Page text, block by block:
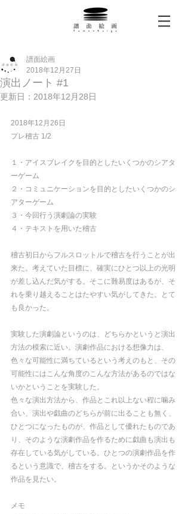
演出ノート #1
譜面絵画
2018年12月27日
更新日： 2018年12月28日
2018年12月26日
プレ稽古 1/2
１・アイスブレイクを目的としたいくつかのシアタ
ーゲーム
２・コミュニケーションを目的としたいくつかのシ
アターゲーム
３・今回行う演劇論の実験
４・テキストを用いた稽古
稽古初日からフルスロットルで稽古を行うことが出
来た。考えていた目標に、確実にひとつ以上の光明
が差し込んだ気がする。そこに難易度はあるが、そ
れを乗り越えることはたやすい気がしてきた。とて
も良かった。
実験した演劇論というのは、どちらかというと演出
方法の模索に近い。演劇作品における想像力は、
色々な可能性に満ちているという考えのもと、その
可能性にはこんな角度のこんな方法があるのではな
いかということを実験した。
色々な演出方法から、作品とこれ以上ない程に噛み
合い、演出や戯曲のどちらが前に出ることも無く、
ひとつになったものが、作品として優れたものであ
り、そのような演劇作品を作るために戯曲も演出も
存在している気がしている。ひとつの演劇作品を作
るという意識で、稽古をする。というかそのような
作品を見たい。
メモ